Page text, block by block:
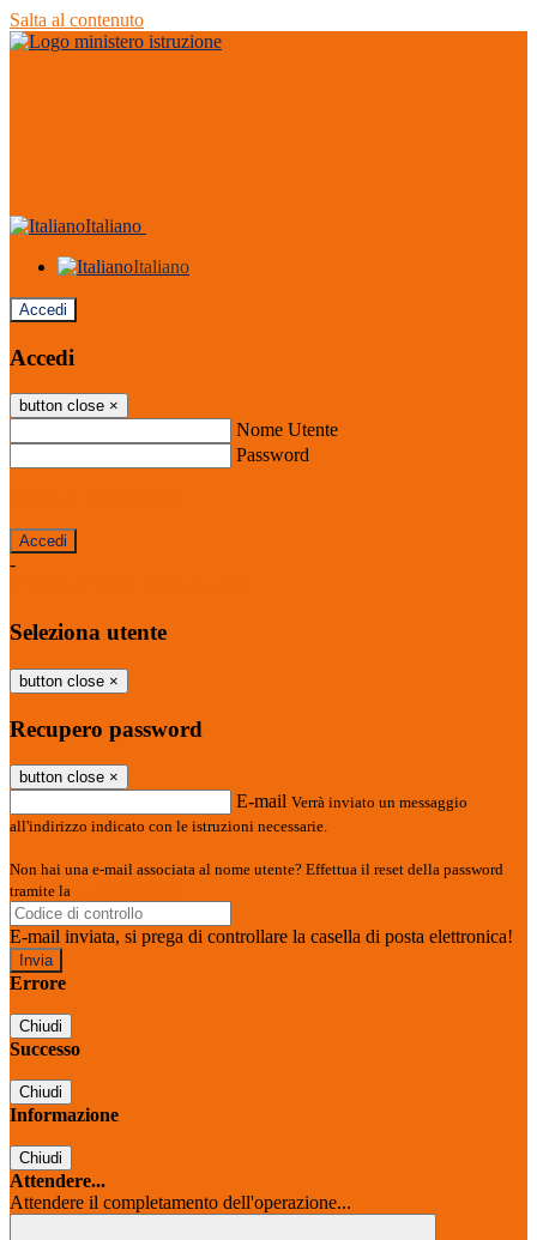
Salta al contenuto
Italiano
Italiano
Accedi
Accedi
button close ×
Nome Utente
Password
-
Seleziona utente
button close ×
Recupero password
button close ×
E-mail Verrà inviato un messaggio
all'indirizzo indicato con le istruzioni necessarie.
Non hai una e-mail associata al nome utente? Effettua il reset della password
tramite la
E-mail inviata, si prega di controllare la casella di posta elettronica!
Errore
Chiudi
Successo
Chiudi
Informazione
Chiudi
Attendere...
Attendere il completamento dell'operazione...